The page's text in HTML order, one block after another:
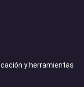
y herramientas